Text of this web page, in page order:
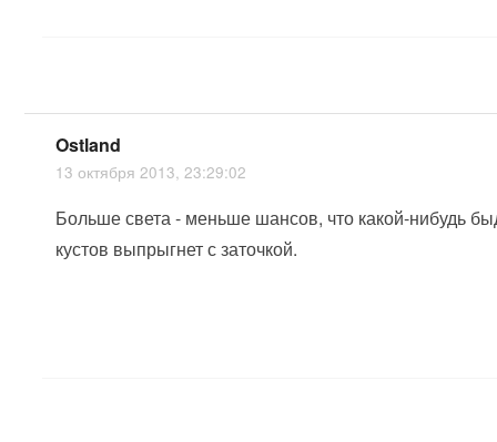
Ostland
13 октября 2013, 23:29:02
Больше света - меньше шансов, что какой-нибудь
кустов выпрыгнет с заточкой.